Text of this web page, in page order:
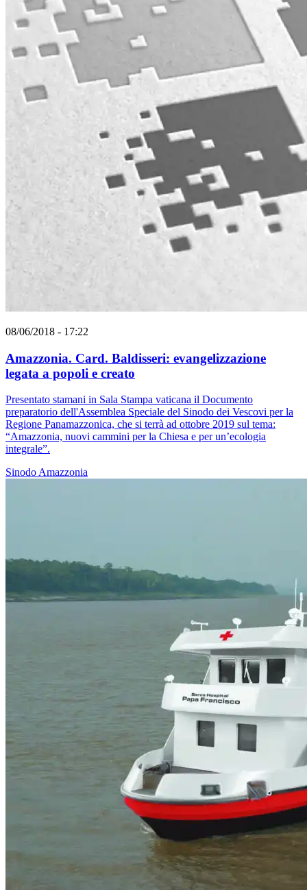
08/06/2018 - 17:22
Amazzonia. Card. Baldisseri: evangelizzazione
legata a popoli e creato
Presentato stamani in Sala Stampa vaticana il Documento
preparatorio dell'Assemblea Speciale del Sinodo dei Vescovi per la
Regione Panamazzonica, che si terrà ad ottobre 2019 sul tema:
“Amazzonia, nuovi cammini per la Chiesa e per un’ecologia
integrale”.
Sinodo Amazzonia